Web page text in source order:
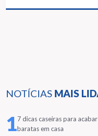
NOTÍCIAS MAIS
17 dicas caseiras para
baratas em casa